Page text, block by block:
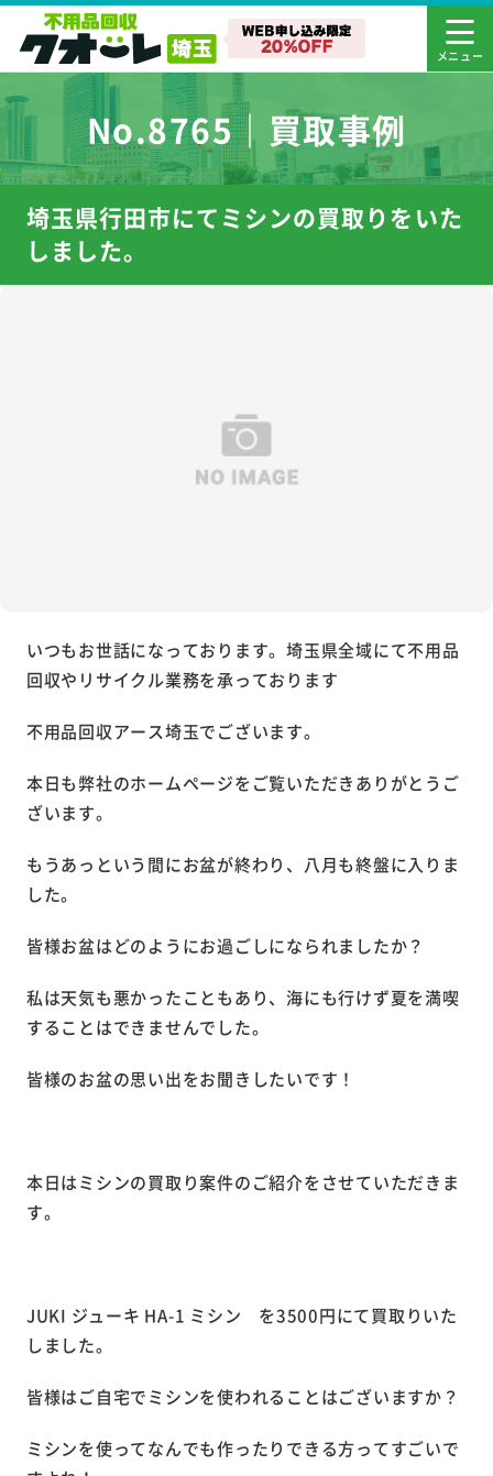
No.8765｜買取事例
埼玉県行田市にてミシンの買取りをいた
しました。
いつもお世話になっております。埼玉県全域にて不用品
回収やリサイクル業務を承っております
不用品回収アース埼玉でございます。
本日も弊社のホームページをご覧いただきありがとうご
ざいます。
もうあっという間にお盆が終わり、八月も終盤に入りま
した。
皆様お盆はどのようにお過ごしになられましたか？
私は天気も悪かったこともあり、海にも行けず夏を満喫
することはできませんでした。
皆様のお盆の思い出をお聞きしたいです！
本日はミシンの買取り案件のご紹介をさせていただきま
す。
JUKI ジューキ HA-1 ミシン を3500円にて買取りいた
しました。
皆様はご自宅でミシンを使われることはございますか？
ミシンを使ってなんでも作ったりできる方ってすごいで